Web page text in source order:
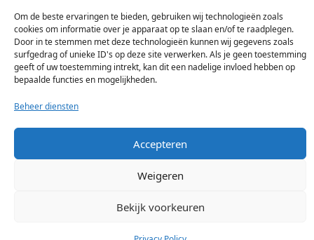
Om de beste ervaringen te bieden, gebruiken wij technologieën zoals
cookies om informatie over je apparaat op te slaan en/of te raadplegen.
Door in te stemmen met deze technologieën kunnen wij gegevens zoals
surfgedrag of unieke ID's op deze site verwerken. Als je geen toestemming
geeft of uw toestemming intrekt, kan dit een nadelige invloed hebben op
bepaalde functies en mogelijkheden.
Beheer diensten
Accepteren
Weigeren
Bekijk voorkeuren
(geen bezoekadres)
info@dutchlrs.nl
+31 45 2123953
2026 Dutch LRS